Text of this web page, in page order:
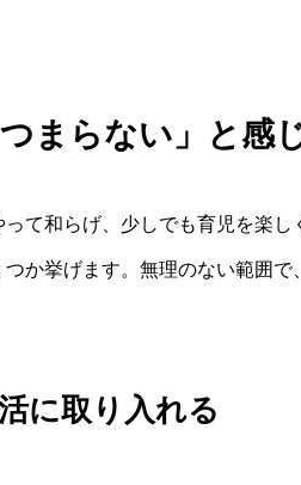
つまらない」と感
て和らげ、少しでも育児を楽
か挙げます。無理のない範囲で
に取り入れる